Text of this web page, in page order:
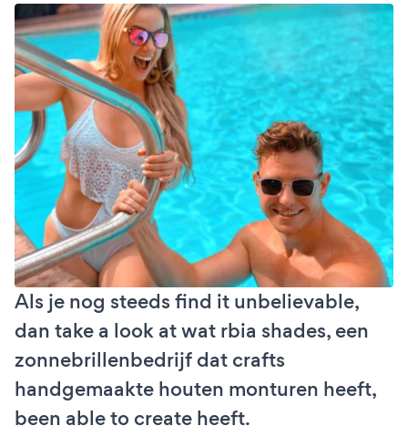
Als je nog steeds find it unbelievable,
dan take a look at wat rbia shades, een
zonnebrillenbedrijf dat crafts
handgemaakte houten monturen heeft,
been able to create heeft.